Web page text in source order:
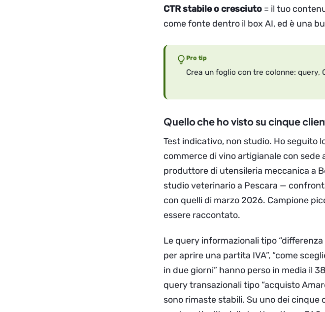
CTR stabile o cresciuto = il tuo
come fonte dentro il box AI, ed è una
Pro tip
Crea un foglio con tre colonne: query,
Quello che ho visto su cinque
Test indicativo, non studio. Ho
commerce di vino artigianale con sede
produttore di utensileria meccanica a
studio veterinario a Pescara —
con quelli di marzo 2026. Campione
essere raccontato.
Le query informazionali tipo “differenza
per aprire una partita IVA”, “come
in due giorni” hanno perso in media il
query transazionali tipo “acquisto
sono rimaste stabili. Su uno dei cinque